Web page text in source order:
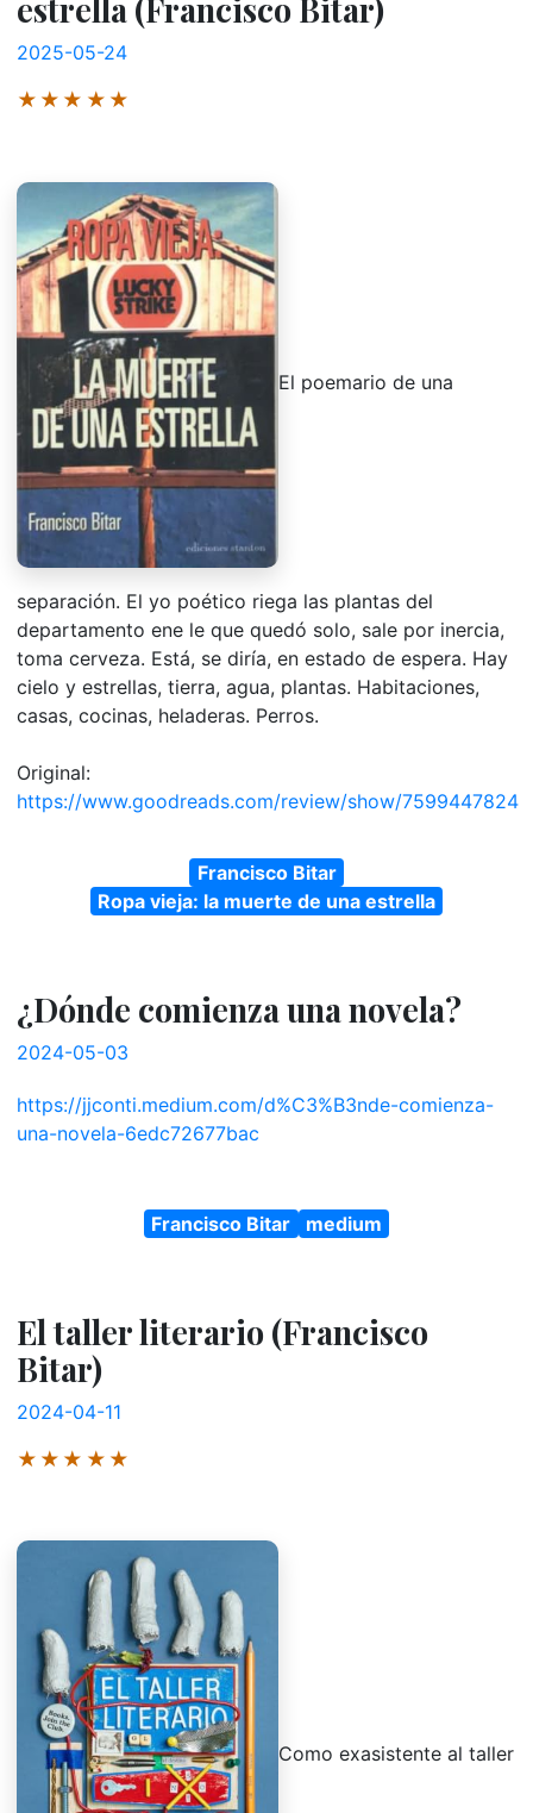
estrella (Francisco Bitar)
2025-05-24
★★★★★
El poemario de una
separación. El yo poético riega las plantas del
departamento ene le que quedó solo, sale por inercia,
toma cerveza. Está, se diría, en estado de espera. Hay
cielo y estrellas, tierra, agua, plantas. Habitaciones,
casas, cocinas, heladeras. Perros.
Original:
https://www.goodreads.com/review/show/7599447824
Francisco Bitar
Ropa vieja: la muerte de una estrella
¿Dónde comienza una novela?
2024-05-03
https://jjconti.medium.com/d%C3%B3nde-comienza-
una-novela-6edc72677bac
Francisco Bitar medium
El taller literario (Francisco
Bitar)
2024-04-11
★★★★★
Como exasistente al taller